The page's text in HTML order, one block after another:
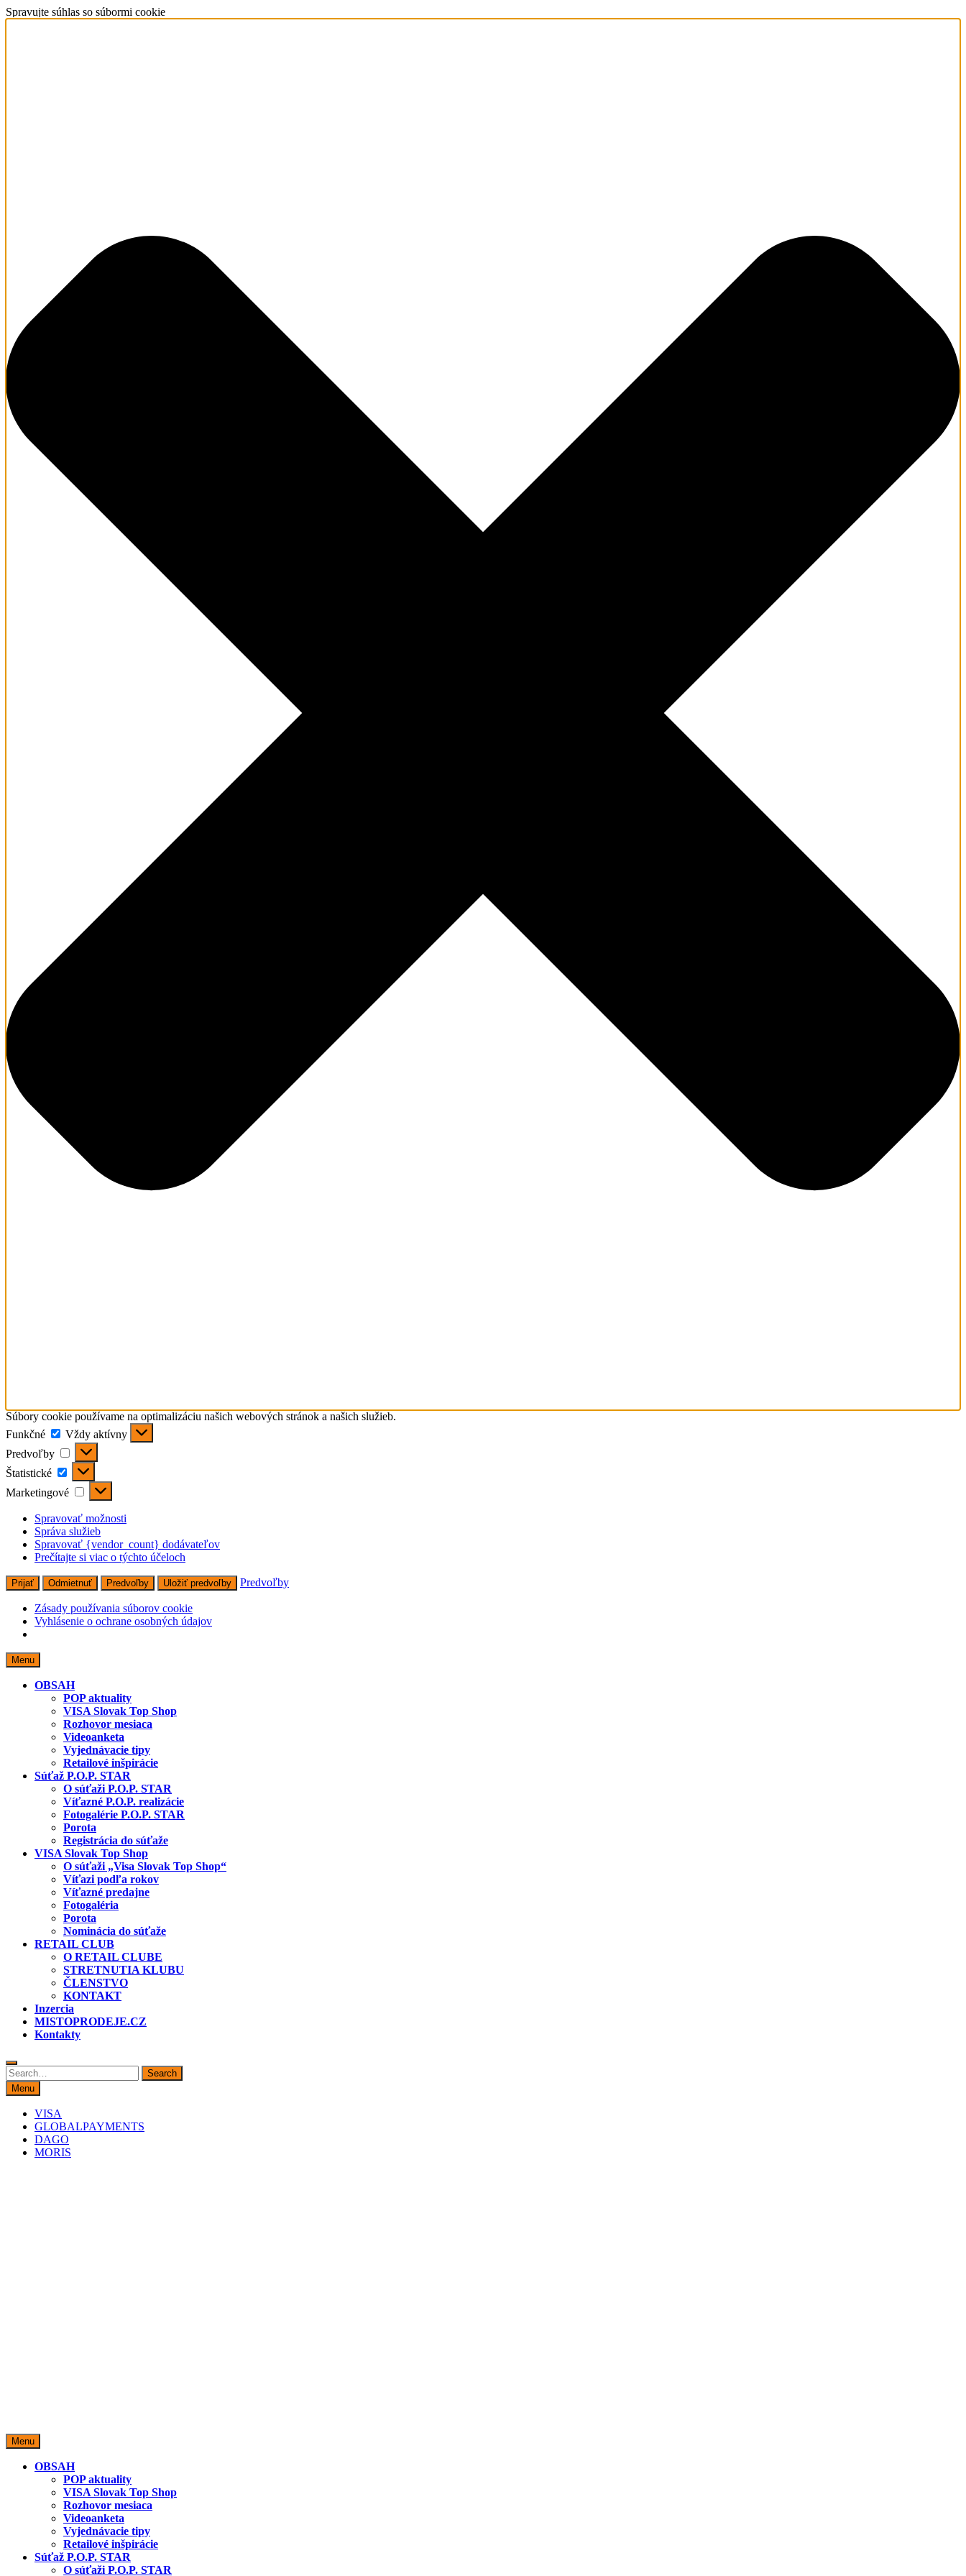
Spravujte súhlas so súbormi cookie
Súbory cookie používame na optimalizáciu našich webových stránok a našich služieb.
Funkčné
Funkčné
Vždy aktívny
Predvoľby
Predvoľby
Štatistické Štatistické
Marketingové Marketingové
Spravovať možnosti
Správa služieb
Spravovať {vendor_count} dodávateľov
Prečítajte si viac o týchto účeloch
Prijať Odmietnuť Predvoľby Uložiť predvoľby Predvoľby
Zásady používania súborov cookie
Vyhlásenie o ochrane osobných údajov
Skip
to
content
Menu
OBSAH
POP aktuality
VISA Slovak Top Shop
Rozhovor mesiaca
Videoanketa
Vyjednávacie tipy
Retailové inšpirácie
Súťaž P.O.P. STAR
O súťaži P.O.P. STAR
Víťazné P.O.P. realizácie
Fotogalérie P.O.P. STAR
Porota
Registrácia do súťaže
VISA Slovak Top Shop
O súťaži „Visa Slovak Top Shop“
Víťazi podľa rokov
Víťazné predajne
Fotogaléria
Porota
Nominácia do súťaže
RETAIL CLUB
O RETAIL CLUBE
STRETNUTIA KLUBU
ČLENSTVO
KONTAKT
Inzercia
MISTOPRODEJE.CZ
Kontakty
Search
for:
Search
Menu
VISA
GLOBALPAYMENTS
DAGO
MORIS
Menu
OBSAH
POP aktuality
VISA Slovak Top Shop
Rozhovor mesiaca
Videoanketa
Vyjednávacie tipy
Retailové inšpirácie
Súťaž P.O.P. STAR
O súťaži P.O.P. STAR